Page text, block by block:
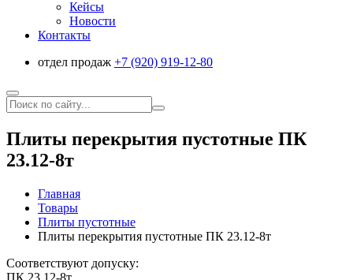
Кейсы
Новости
Контакты
отдел продаж +7 (920) 919-12-80
Плиты перекрытия пустотные ПК
23.12-8т
Главная
Товары
Плиты пустотные
Плиты перекрытия пустотные ПК 23.12-8т
Соответствуют допуску:
ПК 23.12-8т